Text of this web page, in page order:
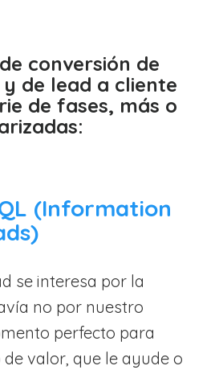
conversión de
de lead a cliente
de fases, más o
(Information
se interesa por la
no por nuestro
perfecto para
valor, que le ayude o